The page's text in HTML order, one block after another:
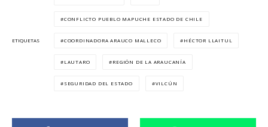
ETIQUETAS
CONFLICTO PUEBLO MAPUCHE ESTADO DE CHILE
COORDINADORA ARAUCO MALLECO HÉCTOR LLAITUL
LAUTARO REGIÓN DE LA ARAUCANÍA
SEGURIDAD DEL ESTADO VILCÚN